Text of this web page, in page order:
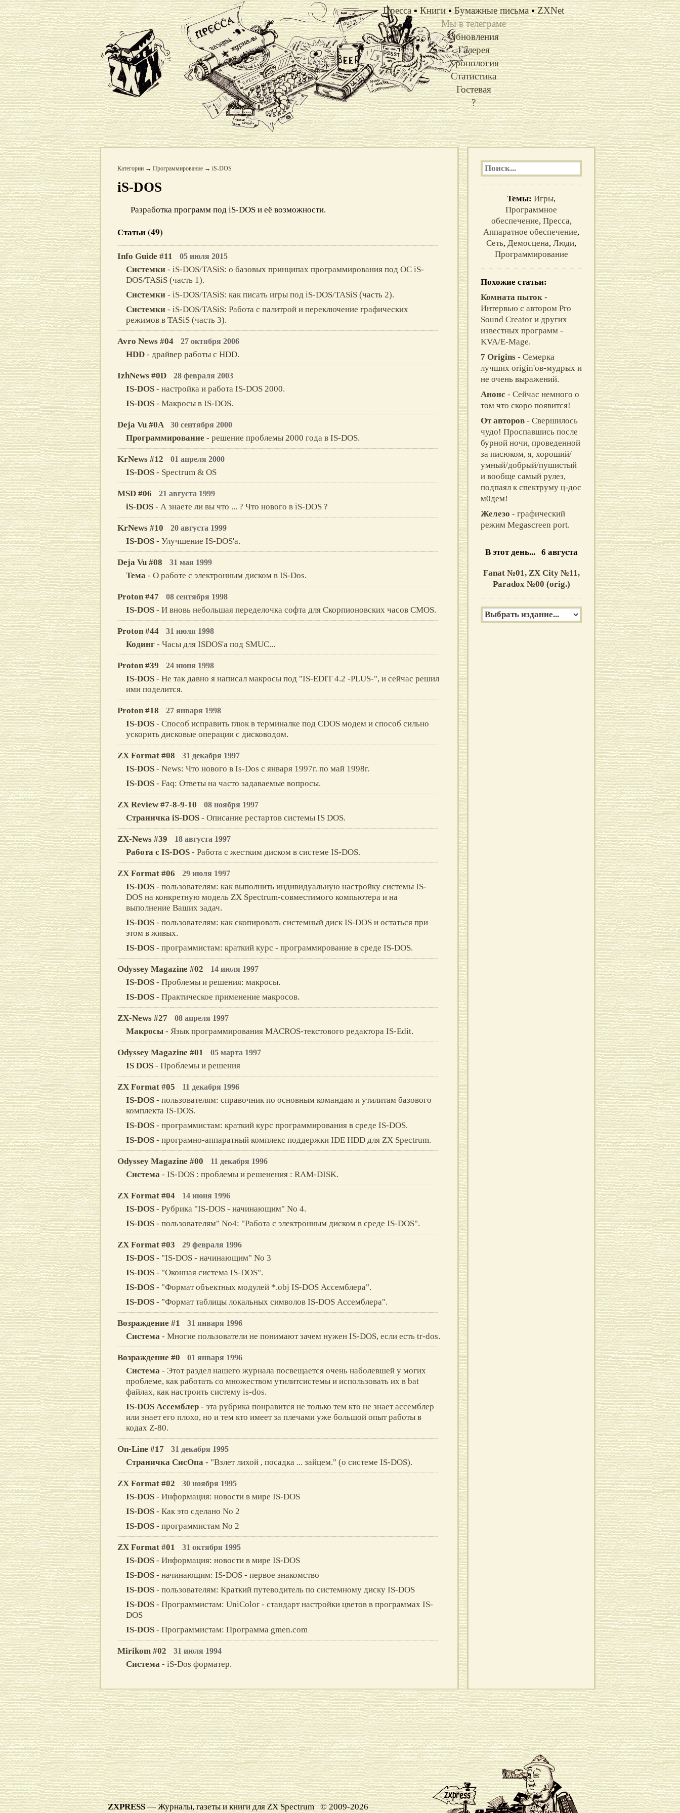
Пресса▪ Книги▪ Бумажные письма▪ ZXNet
Мы в телеграме
Обновления
Галерея
Хронология
Статистика
Гостевая
?
Категории → Программирование → iS-DOS
iS-DOS
Разработка программ под iS-DOS и её возможности.
Статьи (49)
Info Guide #11 05 июля 2015
Системки - iS-DOS/TASiS: о базовых принципах программирования под ОС iS-
DOS/TASiS (часть 1).
Системки - iS-DOS/TASiS: как писать игры под iS-DOS/TASiS (часть 2).
Системки - iS-DOS/TASiS: Работа с палитрой и переключение графических
режимов в TASiS (часть 3).
Avro News #04 27 октября 2006
HDD - драйвер работы с HDD.
IzhNews #0D 28 февраля 2003
IS-DOS - настройка и работа IS-DOS 2000.
IS-DOS - Макросы в IS-DOS.
Deja Vu #0A 30 сентября 2000
Программирование - решение проблемы 2000 года в IS-DOS.
KrNews #12 01 апреля 2000
IS-DOS - Spectrum & OS
MSD #06 21 августа 1999
iS-DOS - А знаете ли вы что ... ? Что нового в iS-DOS ?
KrNews #10 20 августа 1999
IS-DOS - Улучшение IS-DOS'а.
Deja Vu #08 31 мая 1999
Тема - О работе с электронным диском в IS-Dos.
Proton #47 08 сентября 1998
IS-DOS - И вновь небольшая переделочка софта для Скорпионовских часов CMOS.
Proton #44 31 июля 1998
Кодинг - Часы для ISDOS'а под SMUC...
Proton #39 24 июня 1998
IS-DOS - Не так давно я написал макросы под "IS-EDIT 4.2 -PLUS-", и сейчас решил
ими поделится.
Proton #18 27 января 1998
IS-DOS - Способ исправить глюк в терминалке под CDOS модем и способ сильно
ускорить дисковые операции с дисководом.
ZX Format #08 31 декабря 1997
IS-DOS - News: Что нового в Is-Dos c января 1997г. по май 1998г.
IS-DOS - Faq: Ответы на часто задаваемые вопросы.
ZX Review #7-8-9-10 08 ноября 1997
Страничка iS-DOS - Описание рестартов системы IS DOS.
ZX-News #39 18 августа 1997
Работа с IS-DOS - Работа с жестким диском в системе IS-DOS.
ZX Format #06 29 июля 1997
IS-DOS - пользователям: как выполнить индивидуальную настройку системы IS-
DOS на конкретную модель ZX Spectrum-совместимого компьютера и на
выполнение Ваших задач.
IS-DOS - пользователям: как скопировать системный диск IS-DOS и остаться при
этом в живых.
IS-DOS - программистам: краткий курс - программирование в среде IS-DOS.
Odyssey Magazine #02 14 июля 1997
IS-DOS - Проблемы и решения: макросы.
IS-DOS - Практическое применение макросов.
ZX-News #27 08 апреля 1997
Макросы - Язык программирования MACROS-текстового редактора IS-Edit.
Odyssey Magazine #01 05 марта 1997
IS DOS - Проблемы и решения
ZX Format #05 11 декабря 1996
IS-DOS - пользователям: справочник по основным командам и утилитам базового
комплекта IS-DOS.
IS-DOS - программистам: краткий курс программирования в среде IS-DOS.
IS-DOS - програмно-аппаратный комплекс поддержки IDE HDD для ZX Spectrum.
Odyssey Magazine #00 11 декабря 1996
Система - IS-DOS : проблемы и решенeния : RAM-DISK.
ZX Format #04 14 июня 1996
IS-DOS - Рубрика "IS-DOS - начинающим" No 4.
IS-DOS - пользователям" No4: "Работа с электронным диском в среде IS-DOS".
ZX Format #03 29 февраля 1996
IS-DOS - "IS-DOS - начинающим" No 3
IS-DOS - "Оконная система IS-DOS".
IS-DOS - "Формат объектных модулей *.obj IS-DOS Ассемблера".
IS-DOS - "Формат таблицы локальных символов IS-DOS Ассемблера".
Возраждение #1 31 января 1996
Система - Многие пользователи не понимают зачем нужен IS-DOS, если есть tr-dos.
Возраждение #0 01 января 1996
Система - Этот раздел нашего журнала посвещается очень наболевшей у могих
проблеме, как работать со множеством утилитсистемы и использовать их в bat
файлах, как настроить систему is-dos.
IS-DOS Ассемблер - эта рубрика понравится не только тем кто не знает ассемблер
или знает его плохо, но и тем кто имеет за плечами уже большой опыт работы в
кодах Z-80.
On-Line #17 31 декабря 1995
Страничка СисОпа - "Взлет лихой , посадка ... зайцем." (о системе IS-DOS).
ZX Format #02 30 ноября 1995
IS-DOS - Информация: новости в мире IS-DOS
IS-DOS - Как это сделано No 2
IS-DOS - программистам No 2
ZX Format #01 31 октября 1995
IS-DOS - Информация: новости в мире IS-DOS
IS-DOS - начинающим: IS-DOS - первое знакомство
IS-DOS - пользователям: Краткий путеводитель по системному диску IS-DOS
IS-DOS - Программистам: UniColor - cтандарт настройки цветов в программах IS-
DOS
IS-DOS - Программистам: Программа gmen.com
Mirikom #02 31 июля 1994
Система - iS-Dos форматер.
Темы: Игры,
Программное
обеспечение, Пресса,
Аппаратное обеспечение,
Сеть, Демосцена, Люди,
Программирование
Похожие статьи:
Комната пыток -
Интервью с автором Pro
Sound Creator и других
известных программ -
KVA/E-Mage.
7 Origins - Семерка
лучших origin'ов-мудрых и
не очень выражений.
Анонс - Сейчас немного о
том что скоро появится!
От авторов - Свеpшилось
чудо! Пpоспавшись после
буpной ночи, пpоведенной
за писюком, я, хоpоший/
умный/добpый/пушистый
и вообще самый pулез,
подпаял к спектpуму ц-дос
м0дем!
Железо - графический
режим Megascreen port.
В этот день... 6 августа
Fanat №01, ZX City №11,
Paradox №00 (orig.)
ZXPRESS— Журналы, газеты и книги для ZX Spectrum © 2009-2026